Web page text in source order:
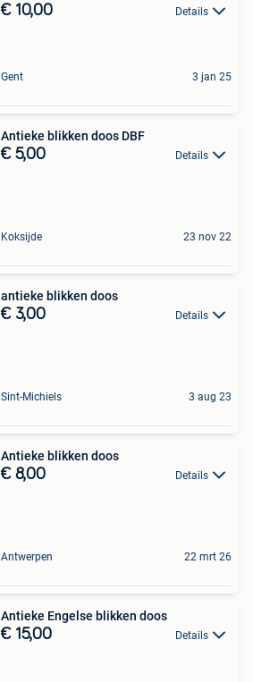
€ 10,00 Details
Gent 3 jan 25
Antieke blikken doos DBF
€ 5,00 Details
Koksijde 23 nov 22
antieke blikken doos
€ 3,00 Details
Sint-Michiels 3 aug 23
Antieke blikken doos
€ 8,00 Details
Antwerpen 22 mrt 26
Antieke Engelse blikken doos
€ 15,00 Details